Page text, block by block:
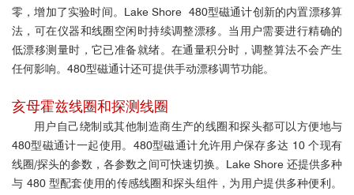
零，增加了实验时间。Lake Shore 480型磁通计创新的内置漂移算
法，可在仪器和线圈空闲时持续调整漂移。当用户需要进行精确的
低漂移测量时，它已准备就绪。在通量积分时，调整算法不会产生
任何影响。 480型磁通计还可提供手动漂移调节功能。
亥母霍兹线圈和探测线圈
用户自己绕制或其他制造商生产的线圈和探头都可以方便地与
480型磁通计一起使用。 480型磁通计允许用户保存多达 10 个现有
线圈/探头的参数，各参数之间可快速切换。Lake Shore 还提供多种
与 480 型配套使用的传感线圈和探头组件，为用户提供多种便利。